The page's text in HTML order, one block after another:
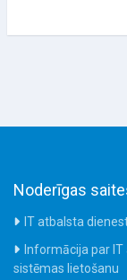
Noderīgas
IT atbalsta
Informācija par
sistēmas lietošanu